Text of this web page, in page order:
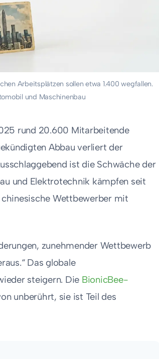
Arbeitsplätzen sollen etwa 1.400 wegfallen.
und Maschinenbau
rund 20.600 Mitarbeitende
Abbau verliert der
ist die Schwäche der
und Elektrotechnik kämpfen seit
Wettbewerber mit
zunehmender Wettbewerb
Das globale
steigern. Die BionicBee-
unberührt, sie ist Teil des